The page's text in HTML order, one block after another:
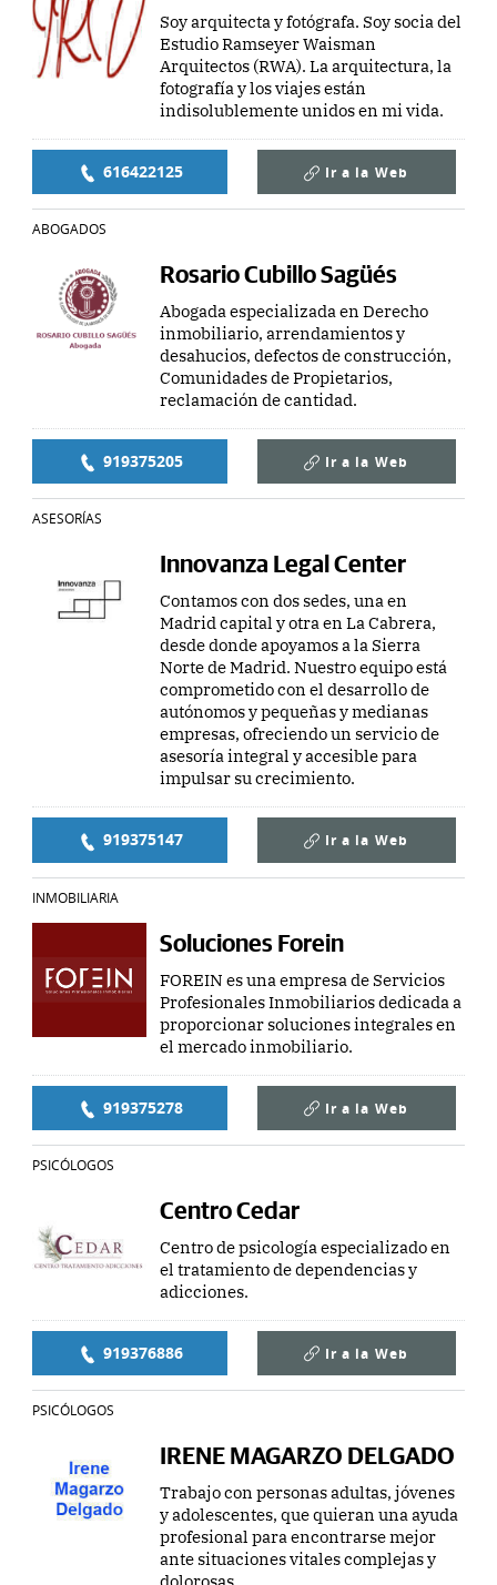
Soy arquitecta y fotógrafa. Soy socia del
Estudio Ramseyer Waisman
Arquitectos (RWA). La arquitectura, la
fotografía y los viajes están
indisolublemente unidos en mi vida.
616422125 Ir a la Web
ABOGADOS
Rosario Cubillo Sagüés
Abogada especializada en Derecho
inmobiliario, arrendamientos y
desahucios, defectos de construcción,
Comunidades de Propietarios,
reclamación de cantidad.
919375205 Ir a la Web
ASESORÍAS
Innovanza Legal Center
Contamos con dos sedes, una en
Madrid capital y otra en La Cabrera,
desde donde apoyamos a la Sierra
Norte de Madrid. Nuestro equipo está
comprometido con el desarrollo de
autónomos y pequeñas y medianas
empresas, ofreciendo un servicio de
asesoría integral y accesible para
impulsar su crecimiento.
919375147 Ir a la Web
INMOBILIARIA
Soluciones Forein
FOREIN es una empresa de Servicios
Profesionales Inmobiliarios dedicada a
proporcionar soluciones integrales en
el mercado inmobiliario.
919375278 Ir a la Web
PSICÓLOGOS
Centro Cedar
Centro de psicología especializado en
el tratamiento de dependencias y
adicciones.
919376886 Ir a la Web
PSICÓLOGOS
IRENE MAGARZO DELGADO
Trabajo con personas adultas, jóvenes
y adolescentes, que quieran una ayuda
profesional para encontrarse mejor
ante situaciones vitales complejas y
dolorosas.